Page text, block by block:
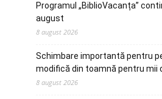
Programul „BiblioVacanța”
august
8 august 2026
Schimbare importantă pentru
modifică din toamnă pentru mii
8 august 2026